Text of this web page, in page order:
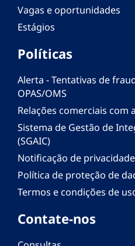
Vagas e oportunidades
Estágios
Políticas
Alerta - Tentativas de
OPAS/OMS
Relações comerciais com
Sistema de Gestão de
(SGAIC)
Notificação de privacidade
Política de proteção de
Termos e condições de
Contate-nos